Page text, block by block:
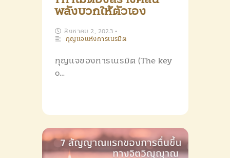
พลังบวกให้ตัวเอง
สิงหาคม 2, 2023 •
กุญแจแห่งการเนรมิต
กุญแจของการเนรมิต (The key
o…